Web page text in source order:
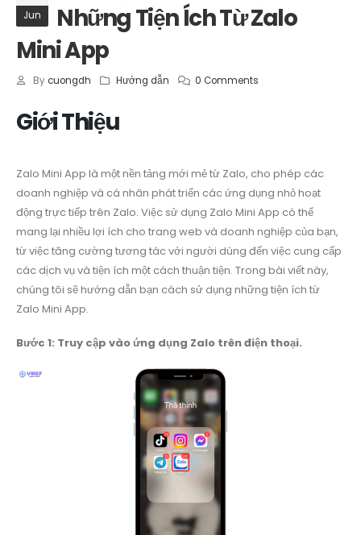
Jun
Những Tiện Ích Từ Zalo
Mini App
By cuongdh Hướng dẫn 0 Comments
Giới Thiệu
Zalo Mini App là một nền tảng mới mẻ từ Zalo, cho phép các
doanh nghiệp và cá nhân phát triển các ứng dụng nhỏ hoạt
động trực tiếp trên Zalo. Việc sử dụng Zalo Mini App có thể
mang lại nhiều lợi ích cho trang web và doanh nghiệp của bạn,
từ việc tăng cường tương tác với người dùng đến việc cung cấp
các dịch vụ và tiện ích một cách thuận tiện. Trong bài viết này,
chúng tôi sẽ hướng dẫn bạn cách sử dụng những tiện ích từ
Zalo Mini App.
Bước 1: Truy cập vào ứng dụng Zalo trên điện thoại.